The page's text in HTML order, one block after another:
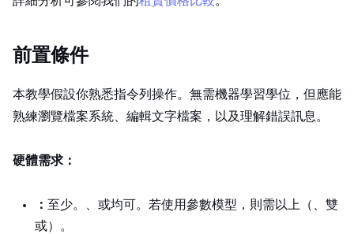
前置條件
本教學假設你熟悉 Linux 指令列操作。無需機器學習學位，但應能
熟練瀏覽檔案系統、編輯文字檔案，以及理解錯誤訊息。
硬體需求：
GPU： 至少 24GB VRAM。RTX 3090、RTX 4090 或 A10G 均可。若使用 70B 參數模型，則需 48GB 以上（A6000、雙 A100
或 H100）。